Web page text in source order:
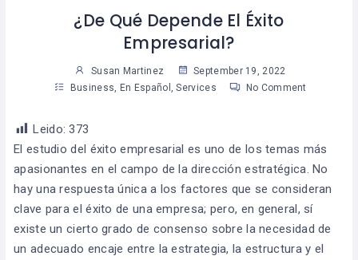
¿De Qué Depende El Éxito
Empresarial?
Susan Martinez
September 19, 2022
Business
En Español ,Services No Comment
Leido: 373
El estudio del éxito empresarial es uno de los temas más
apasionantes en el campo de la dirección estratégica. No
hay una respuesta única a los factores que se consideran
clave para el éxito de una empresa; pero, en general, sí
existe un cierto grado de consenso sobre la necesidad de
un adecuado encaje entre la estrategia, la estructura y el